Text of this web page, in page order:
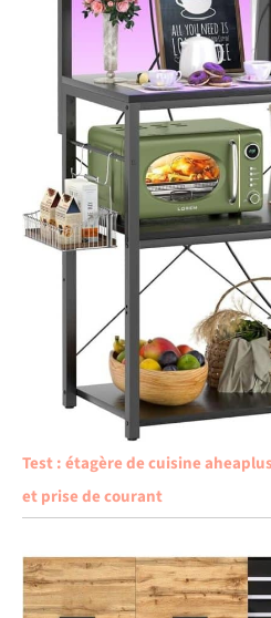
Test : étagère de cuisine
et prise de courant